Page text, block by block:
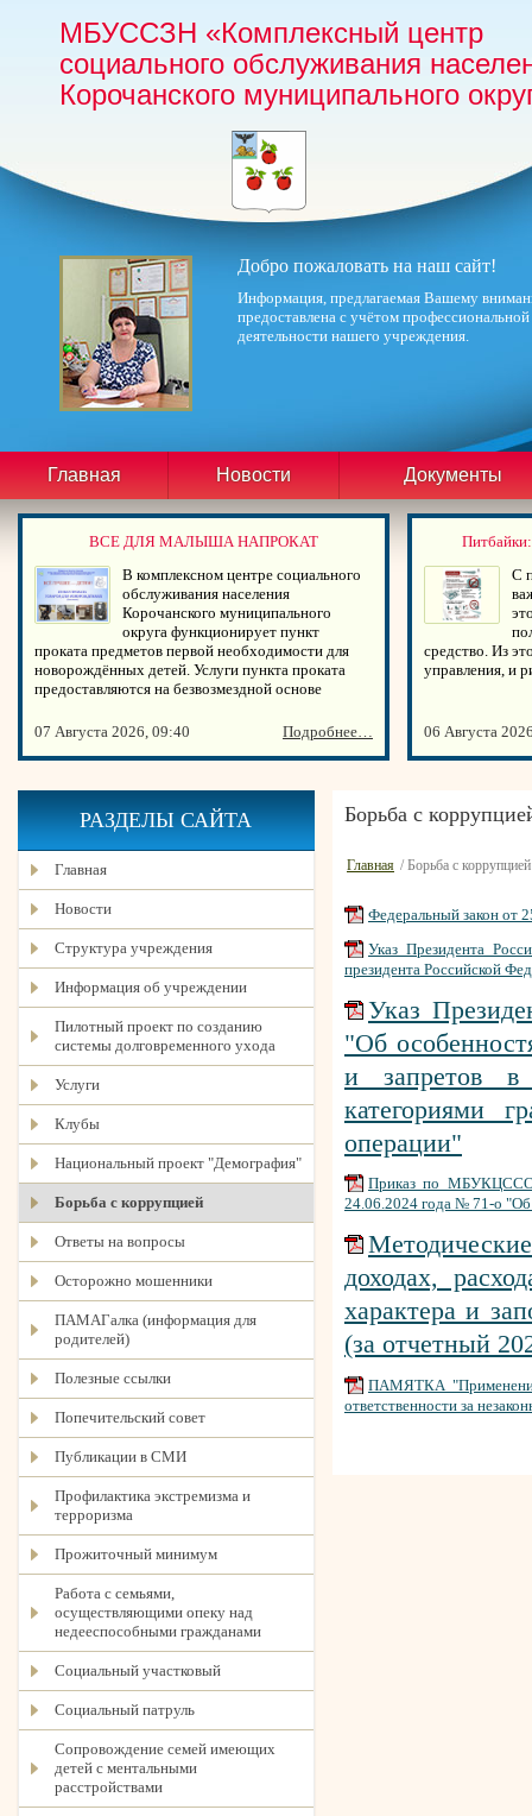
МБУССЗН «Комплексный центр
социального обслуживания
Корочанского муниципального
Добро пожаловать на наш сайт!
Информация, предлагаемая Вашему
предоставлена с учётом
деятельности нашего учреждения.
Главная Новости Документы
ВСЕ ДЛЯ МАЛЫША НАПРОКАТ
В комплексном центре социального
обслуживания населения
Корочанского муниципального
округа функционирует пункт
проката предметов первой необходимости для
новорождённых детей. Услуги пункта проката
предоставляются на безвозмездной основе
07 Августа 2026, 09:40 Подробнее…
С
средство. Из
управления, и
06 Августа
РАЗДЕЛЫ САЙТА
Главная
Новости
Структура учреждения
Информация об учреждении
Пилотный проект по созданию
системы долговременного ухода
Услуги
Клубы
Национальный проект "Демография"
Борьба с коррупцией
Ответы на вопросы
Осторожно мошенники
ПАМАГалка (информация для
родителей)
Полезные ссылки
Попечительский совет
Публикации в СМИ
Профилактика экстремизма и
терроризма
Прожиточный минимум
Работа с семьями,
осуществляющими опеку над
недееспособными гражданами
Социальный участковый
Социальный патруль
Сопровождение семей имеющих
детей с ментальными
расстройствами
Борьба с
Главная / Борьба с коррупцией
Федеральный закон от
Указ Президента
президента Российской
Указ
"Об
и запретов в
категориями
операции"
Приказ по МБУКЦССОН
24.06.2024 года № 71-о
доходах,
характера и
(за отчетный
ПАМЯТКА "Применение
ответственности за